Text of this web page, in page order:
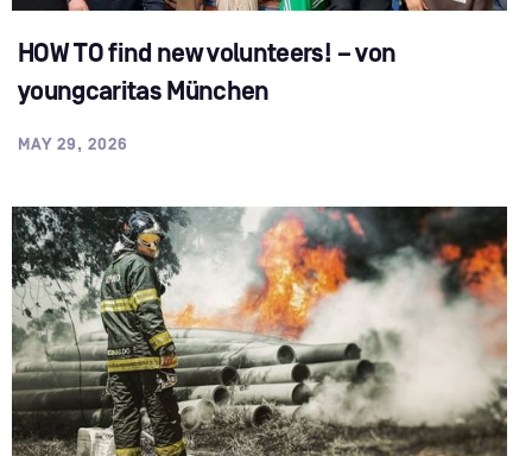
HOW TO find new volunteers! – von
youngcaritas München
MAY 29, 2026